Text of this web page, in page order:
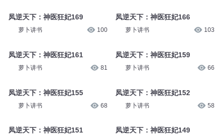
凤逆天下：神医狂妃169
萝卜讲书 100
凤逆天下：神医狂妃161
萝卜讲书 81
凤逆天下：神医狂妃155
萝卜讲书 68
凤逆天下：神医狂妃151
凤逆天下：神医狂妃166
萝卜讲书 103
凤逆天下：神医狂妃159
萝卜讲书 66
凤逆天下：神医狂妃152
萝卜讲书 58
凤逆天下：神医狂妃149